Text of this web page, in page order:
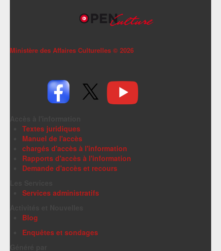
Ministère des Affaires Culturelles © 2026
Textes juridiques
Manuel de l'accès
chargés d'accès à l'information
Rapports d'accès à l'information
Demande d'accès et recours
Services administratifs
Blog
Enquêtes et sondages